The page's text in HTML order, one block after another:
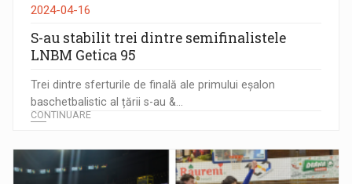
2024-04-16
S-au stabilit trei dintre semifinalistele
LNBM Getica 95
Trei dintre sferturile de finală ale primului eșalon
baschetbalistic al țării s-au &...
CONTINUARE